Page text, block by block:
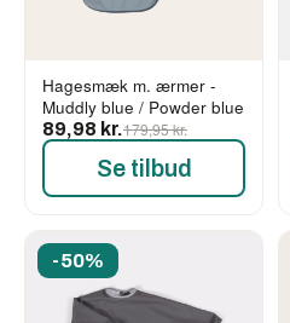
Hagesmæk m. ærmer -
Muddly blue / Powder blue
89,98 kr.179,95 kr.
Se tilbud
-50%